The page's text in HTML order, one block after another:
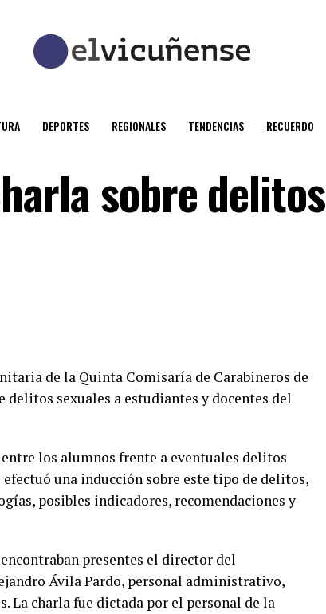
DEPORTES REGIONALES TENDENCIAS RECUERDO
sobre delitos
de la Quinta Comisaría de Carabineros de
sexuales a estudiantes y docentes del
los alumnos frente a eventuales delitos
una inducción sobre este tipo de delitos,
posibles indicadores, recomendaciones y
presentes el director del
Ávila Pardo, personal administrativo,
La charla fue dictada por el personal de la